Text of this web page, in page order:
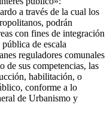
a través de la cual los
podrán
con fines de integración
de escala
reguladores comunales
de sus competencias, las
habilitación, o
conforme a lo
de Urbanismo y